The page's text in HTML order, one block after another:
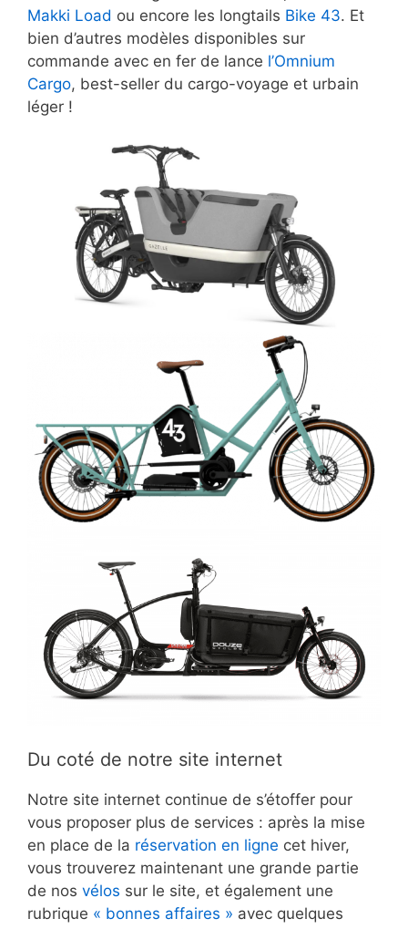
Makki Load ou encore les longtails Bike 43. Et
bien d’autres modèles disponibles sur
commande avec en fer de lance l’Omnium
Cargo, best-seller du cargo-voyage et urbain
léger !
Du coté de notre site internet
Notre site internet continue de s’étoffer pour
vous proposer plus de services : après la mise
en place de la réservation en ligne cet hiver,
vous trouverez maintenant une grande partie
de nos vélos sur le site, et également une
rubrique « bonnes affaires » avec quelques